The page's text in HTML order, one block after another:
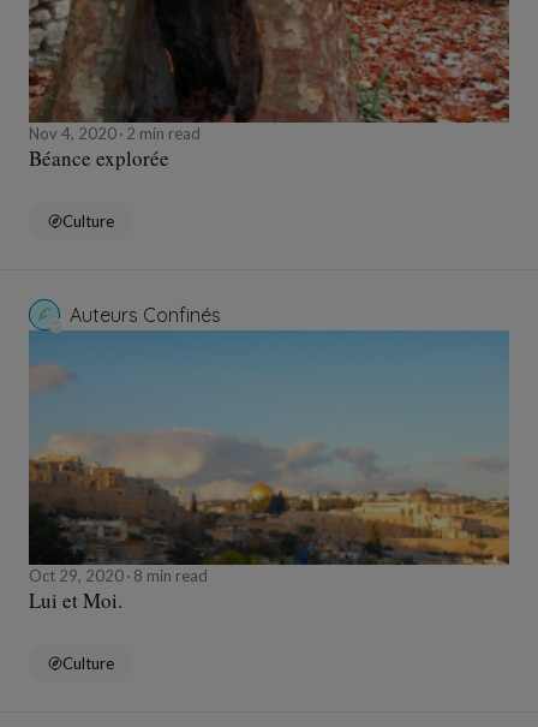
Nov 4, 2020 2 min read
Béance explorée
Culture
Auteurs Confinés
Oct 29, 2020 8 min read
Lui et Moi.
Culture